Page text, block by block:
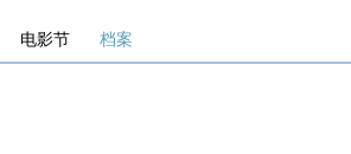
电影节 档案